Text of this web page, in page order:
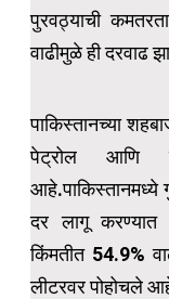
पुरवठ्याची
वाढीमुळे ही दरवाढ
पाकिस्तानच्या
पेट्रोल आणि
आहे.पाकिस्तानमध्ये
दर लागू
किंमतीत 54.9%
लीटरवर पोहोचले